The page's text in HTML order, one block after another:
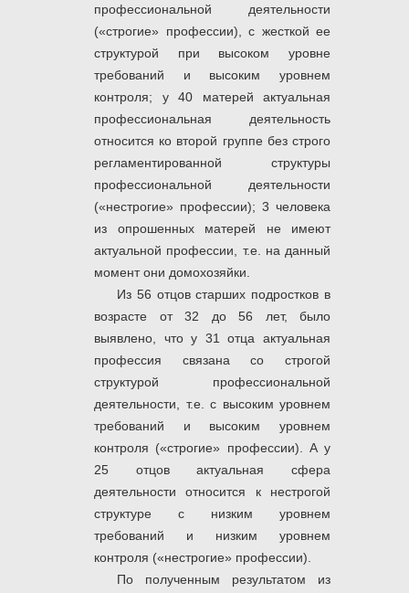
профессиональной деятельности
(«строгие» профессии), с жесткой ее
структурой при высоком уровне
требований и высоким уровнем
контроля; у 40 матерей актуальная
профессиональная деятельность
относится ко второй группе без строго
регламентированной структуры
профессиональной деятельности
(«нестрогие» профессии); 3 человека
из опрошенных матерей не имеют
актуальной профессии, т.е. на данный
момент они домохозяйки.
Из 56 отцов старших подростков в
возрасте от 32 до 56 лет, было
выявлено, что у 31 отца актуальная
профессия связана со строгой
структурой профессиональной
деятельности, т.е. с высоким уровнем
требований и высоким уровнем
контроля («строгие» профессии). А у
25 отцов актуальная сфера
деятельности относится к нестрогой
структуре с низким уровнем
требований и низким уровнем
контроля («нестрогие» профессии).
По полученным результатом из